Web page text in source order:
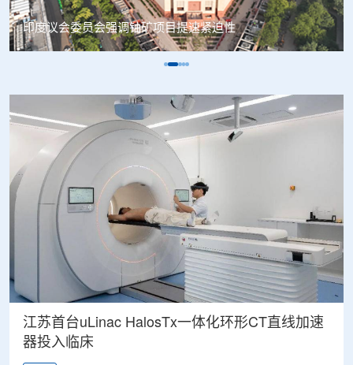
中核辐智正式设立 中国同辐持股90%打通核医疗全产业链
江苏首台uLinac HalosTx一体化环形CT直线加速
器投入临床